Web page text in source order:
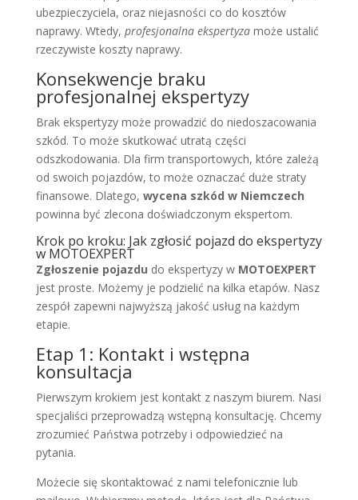
ubezpieczyciela, oraz niejasności co do kosztów
naprawy. Wtedy, profesjonalna ekspertyzamoże ustalić
rzeczywiste koszty naprawy.
Konsekwencje braku
profesjonalnej ekspertyzy
Brak ekspertyzy może prowadzić do niedoszacowania
szkód. To może skutkować utratą części
odszkodowania. Dla firm transportowych, które zależą
od swoich pojazdów, to może oznaczać duże straty
finansowe. Dlatego, wycena szkód w Niemczech
powinna być zlecona doświadczonym ekspertom.
Krok po kroku: Jak zgłosić pojazd do ekspertyzy
w MOTOEXPERT
Zgłoszenie pojazdu do ekspertyzy w MOTOEXPERT
jest proste. Możemy je podzielić na kilka etapów. Nasz
zespół zapewni najwyższą jakość usług na każdym
etapie.
Etap 1: Kontakt i wstępna
konsultacja
Pierwszym krokiem jest kontakt z naszym biurem. Nasi
specjaliści przeprowadzą wstępną konsultację. Chcemy
zrozumieć Państwa potrzeby i odpowiedzieć na
pytania.
Możecie się skontaktować z nami telefonicznie lub